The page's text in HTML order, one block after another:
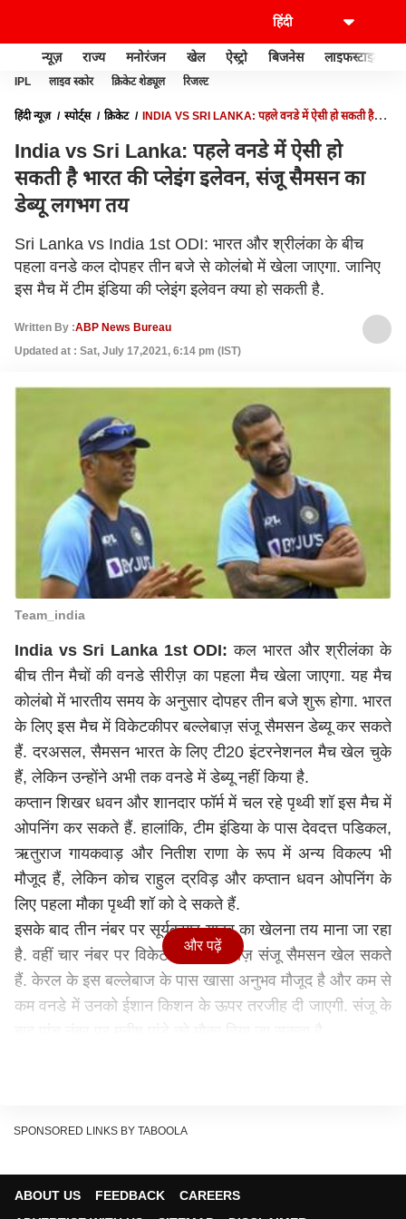
न्यूज़ राज्य मनोरंजन खेल ऐस्ट्रो बिजनेस लाइफस्टाइल
IPL लाइव स्कोर क्रिकेट शेड्यूल रिजल्ट
हिंदी न्यूज़ स्पोर्ट्स क्रिकेट
INDIA VS SRI LANKA: पहले वनडे में ऐसी हो सकती है
India vs Sri Lanka: पहले वनडे में ऐसी हो
सकती है भारत की प्लेइंग इलेवन, संजू सैमसन का
डेब्यू लगभग तय
Sri Lanka vs India 1st ODI: भारत और श्रीलंका के बीच
पहला वनडे कल दोपहर तीन बजे से कोलंबो में खेला जाएगा. जानिए
इस मैच में टीम इंडिया की प्लेइंग इलेवन क्या हो सकती है.
Written By :ABP News Bureau
Updated at : Sat, July 17,2021, 6:14 pm (IST)
Team_india
India vs Sri Lanka 1st ODI: कल भारत और श्रीलंका के
बीच तीन मैचों की वनडे सीरीज़ का पहला मैच खेला जाएगा. यह मैच
कोलंबो में भारतीय समय के अनुसार दोपहर तीन बजे शुरू होगा. भारत
के लिए इस मैच में विकेटकीपर बल्लेबाज़ संजू सैमसन डेब्यू कर सकते
हैं. दरअसल, सैमसन भारत के लिए टी20 इंटरनेशनल मैच खेल चुके
हैं, लेकिन उन्होंने अभी तक वनडे में डेब्यू नहीं किया है.
कप्तान शिखर धवन और शानदार फॉर्म में चल रहे पृथ्वी शॉ इस मैच में
ओपनिंग कर सकते हैं. हालांकि, टीम इंडिया के पास देवदत्त पडिकल,
ऋतुराज गायकवाड़ और नितीश राणा के रूप में अन्य विकल्प भी
मौजूद हैं, लेकिन कोच राहुल द्रविड़ और कप्तान धवन ओपनिंग के
लिए पहला मौका पृथ्वी शॉ को दे सकते हैं.
इसके बाद तीन नंबर पर सूर्यकुमार यादव का खेलना तय माना जा रहा
है. वहीं चार नंबर पर विकेटकीपर बल्लेबाज़ संजू सैमसन खेल सकते
हैं. केरल के इस बल्लेबाज के पास खासा अनुभव मौजूद है और कम से
कम वनडे में उनको ईशान किशन के ऊपर तरजीह दी जाएगी. संजू के
पिचों पर क्रुणाल पांड्या काफी कारगार साबित हो सकते हैं. साथ ही
और पढ़ें
SPONSORED LINKS BY TABOOLA
ABOUT US FEEDBACK
CAREERS